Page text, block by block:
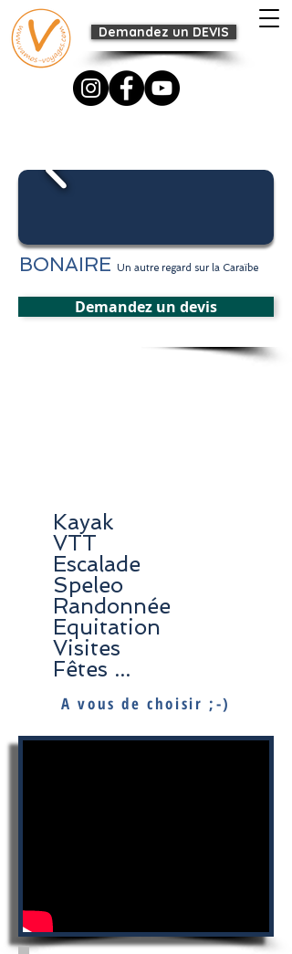
Demandez un DEVIS
BONAIRE Un autre regard sur la Caraïbe
Demandez un devis
Kayak
VTT
Escalade
Speleo
Randonnée
Equitation
Visites
Fêtes ...
A vous de choisir ;-)